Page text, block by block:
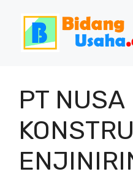
PT NUSA